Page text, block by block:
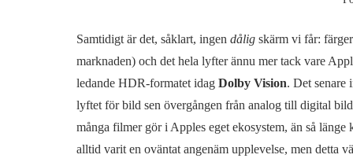
Samtidigt är det, såklart, ingen dåligskärm vi får:
marknaden) och det hela lyfter ännu mer tack vare
ledande HDR-formatet idag Dolby Vision. Det senare
lyftet för bild sen övergången från analog till digital
många filmer gör i Apples eget ekosystem, än så
alltid varit en oväntat angenäm upplevelse, men detta